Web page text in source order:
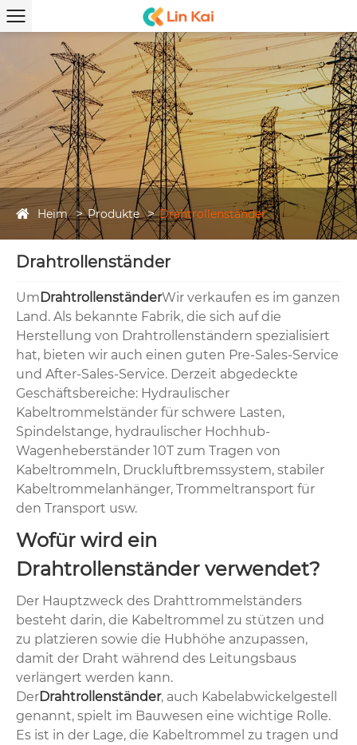
Heim Produkte Drahtrollenständer
Drahtrollenständer
UmDrahtrollenständerWir verkaufen es im ganzen
Land. Als bekannte Fabrik, die sich auf die
Herstellung von Drahtrollenständern spezialisiert
hat, bieten wir auch einen guten Pre-Sales-Service
und After-Sales-Service. Derzeit abgedeckte
Geschäftsbereiche: Hydraulischer
Kabeltrommelständer für schwere Lasten,
Spindelstange, hydraulischer Hochhub-
Wagenheberständer 10T zum Tragen von
Kabeltrommeln, Druckluftbremssystem, stabiler
Kabeltrommelanhänger, Trommeltransport für
den Transport usw.
Wofür wird ein
Drahtrollenständer verwendet?
‌‌Der Hauptzweck des Drahttrommelständers
besteht darin, die Kabeltrommel zu stützen und
zu platzieren sowie die Hubhöhe anzupassen,
damit der Draht während des Leitungsbaus
verlängert werden kann. ‌
DerDrahtrollenständer, auch Kabelabwickelgestell
genannt, spielt im Bauwesen eine wichtige Rolle.
Es ist in der Lage, die Kabeltrommel zu tragen und